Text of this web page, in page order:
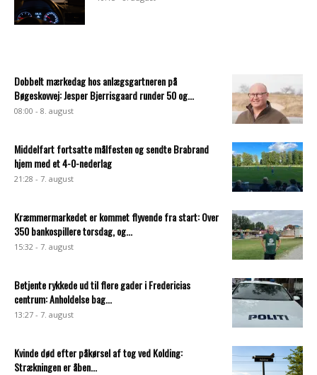
Dobbelt mærkedag hos anlægsgartneren på
Bøgeskovvej: Jesper Bjerrisgaard runder 50 og...
08:00 - 8. august
Middelfart fortsatte målfesten og sendte Brabrand
hjem med et 4-0-nederlag
21:28 - 7. august
Kræmmermarkedet er kommet flyvende fra start: Over
350 bankospillere torsdag, og...
15:32 - 7. august
Betjente rykkede ud til flere gader i Fredericias
centrum: Anholdelse bag...
13:27 - 7. august
Kvinde død efter påkørsel af tog ved Kolding:
Strækningen er åben...